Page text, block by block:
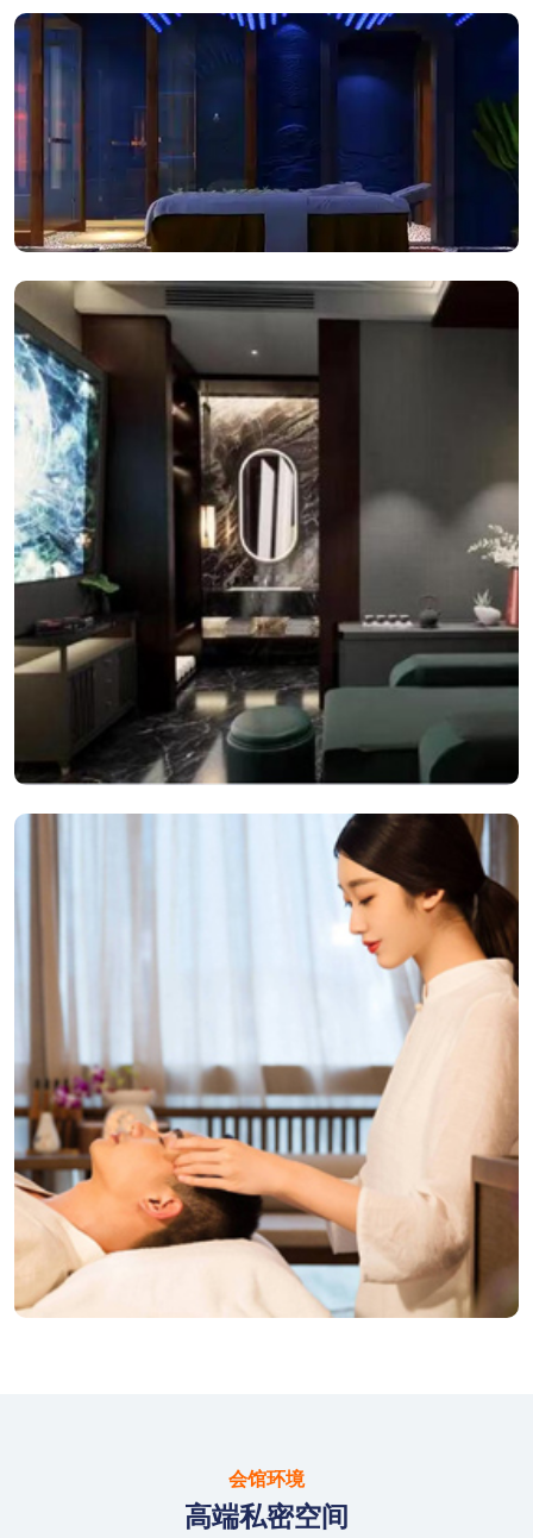
会馆环境
高端私密空间